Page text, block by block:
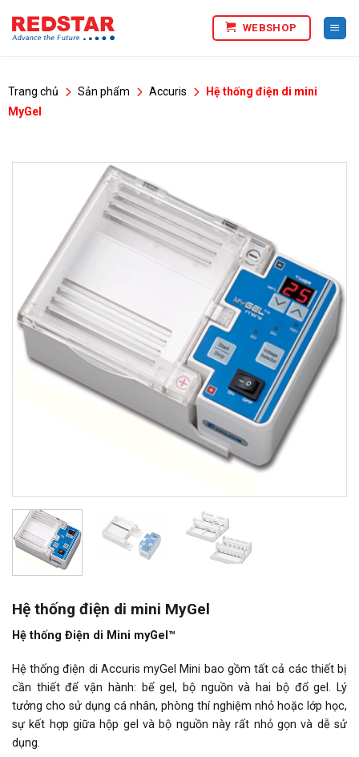
qua
WEBSHOP
Trang chủ Sản phẩm Accuris
Hệ thống điện di mini
MyGel
Hệ thống điện di mini MyGel
Hệ thống Điện di Mini myGel™
Hệ thống điện di Accuris myGel Mini bao gồm tất cả các thiết bị
cần thiết để vận hành: bể gel, bộ nguồn và hai bộ đổ gel. Lý
tưởng cho sử dụng cá nhân, phòng thí nghiệm nhỏ hoặc lớp học,
sự kết hợp giữa hộp gel và bộ nguồn này rất nhỏ gọn và dễ sử
dụng.